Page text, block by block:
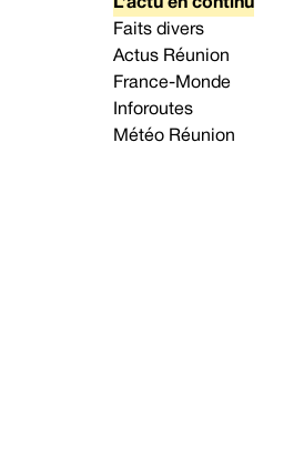
Faits divers
Actus Réunion
France-Monde
Inforoutes
Météo Réunion